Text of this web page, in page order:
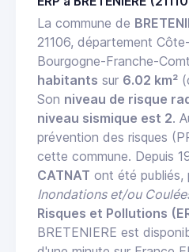
La commune de
21106, département
Bourgogne-Franche-
habitants sur 6.02 km²
Son niveau de risque
niveau sismique est 2.
prévention des risques
cette commune. Depuis
CATNAT ont été publiés,
Inondations et/ou
Risques et Pollutions
BRETENIERE est